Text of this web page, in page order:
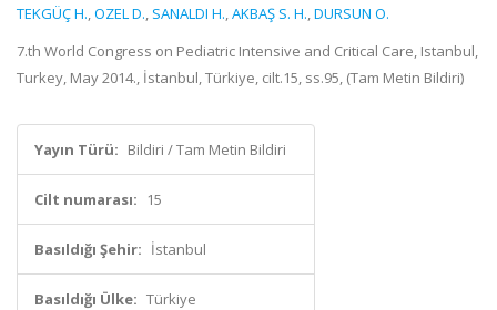
TEKGÜÇ H.,OZEL D., SANALDI H.,AKBAŞ S. H.,DURSUN O.
7.th World Congress on Pediatric Intensive and Critical Care, Istanbul,
Turkey, May 2014., İstanbul, Türkiye, cilt.15, ss.95, (Tam Metin Bildiri)
Yayın Türü: Bildiri / Tam Metin Bildiri
Cilt numarası: 15
Basıldığı Şehir: İstanbul
Basıldığı Ülke: Türkiye